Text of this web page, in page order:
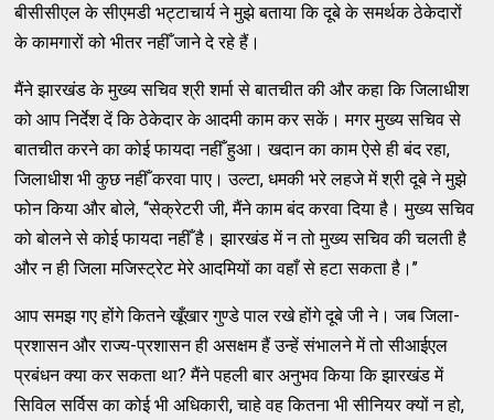
बीसीसीएल के सीएमडी भट्टाचार्य ने मुझे बताया कि दूबे के समर्थक ठेकेदारों
के कामगारों को भीतर नहीँ जाने दे रहे हैं।
मैंने झारखंड के मुख्य सचिव श्री शर्मा से बातचीत की और कहा कि जिलाधीश
को आप निर्देश दें कि ठेकेदार के आदमी काम कर सकें। मगर मुख्य सचिव से
बातचीत करने का कोई फायदा नहीँ हुआ। खदान का काम ऐसे ही बंद रहा,
जिलाधीश भी कुछ नहीँ करवा पाए। उल्टा, धमकी भरे लहजे में श्री दूबे ने मुझे
फोन किया और बोले, ‘‘सेक्रेटरी जी, मैंने काम बंद करवा दिया है। मुख्य सचिव
को बोलने से कोई फायदा नहीँ है। झारखंड में न तो मुख्य सचिव की चलती है
और न ही जिला मजिस्ट्रेट मेरे आदमियों का वहाँ से हटा सकता है।’’
आप समझ गए होंगे कितने खूँखार गुण्डे पाल रखे होंगे दूबे जी ने। जब जिला-
प्रशासन और राज्य-प्रशासन ही असक्षम हैं उन्हें संभालने में तो सीआईएल
प्रबंधन क्या कर सकता था? मैंने पहली बार अनुभव किया कि झारखंड में
सिविल सर्विस का कोई भी अधिकारी, चाहे वह कितना भी सीनियर क्यों न हो,